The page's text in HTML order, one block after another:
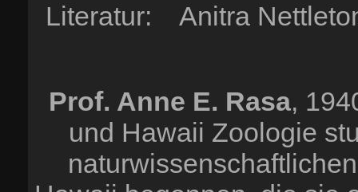
Literatur: Anitra
Prof. Anne E. Rasa,
und Hawaii Zoologie